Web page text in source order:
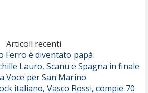
Articoli recenti
Ferro è diventato papà
Lauro, Scanu e Spagna in finale
Voce per San Marino
italiano, Vasco Rossi, compie 70